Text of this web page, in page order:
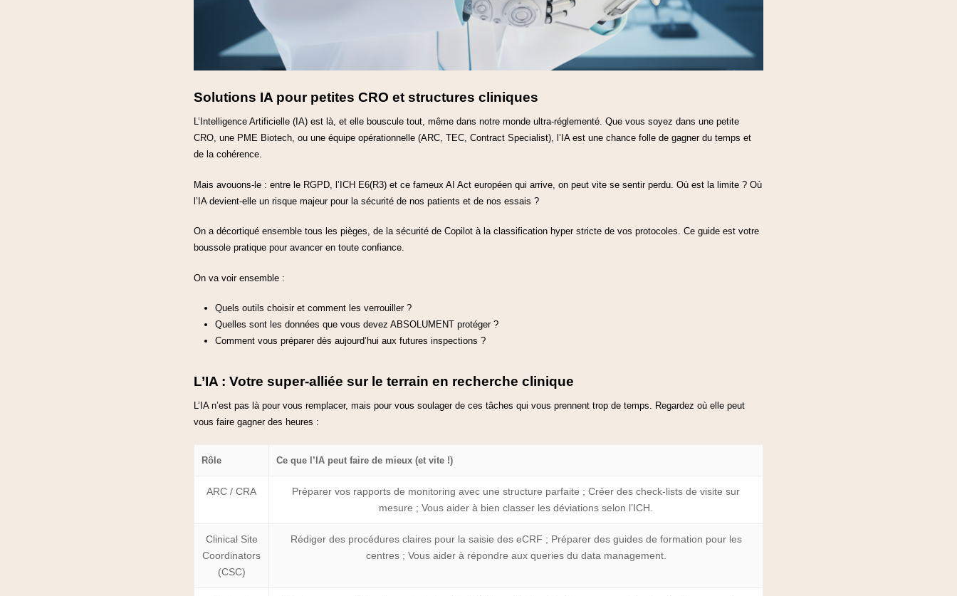
Solutions IA pour petites CRO et structures cliniques
L’Intelligence Artificielle (IA) est là, et elle bouscule tout, même dans notre monde ultra-réglementé. Que vous soyez dans une petite
CRO, une PME Biotech, ou une équipe opérationnelle (ARC, TEC, Contract Specialist), l’IA est une chance folle de gagner du temps et
de la cohérence.
Mais avouons-le : entre le RGPD, l’ICH E6(R3) et ce fameux AI Act européen qui arrive, on peut vite se sentir perdu. Où est la limite ? Où
l’IA devient-elle un risque majeur pour la sécurité de nos patients et de nos essais ?
On a décortiqué ensemble tous les pièges, de la sécurité de Copilot à la classification hyper stricte de vos protocoles. Ce guide est votre
boussole pratique pour avancer en toute confiance.
On va voir ensemble :
Quels outils choisir et comment les verrouiller ?
Quelles sont les données que vous devez ABSOLUMENT protéger ?
Comment vous préparer dès aujourd’hui aux futures inspections ?
L’IA : Votre super-alliée sur le terrain en recherche clinique
L’IA n’est pas là pour vous remplacer, mais pour vous soulager de ces tâches qui vous prennent trop de temps. Regardez où elle peut
vous faire gagner des heures :
Rôle Ce que l’IA peut faire de mieux (et vite !)
ARC / CRA
Préparer vos rapports de monitoring avec une structure parfaite ; Créer des check-lists de visite sur
mesure ; Vous aider à bien classer les déviations selon l’ICH.
Clinical Site
Coordinators
(CSC)
Rédiger des procédures claires pour la saisie des eCRF ; Préparer des guides de formation pour les
centres ; Vous aider à répondre aux queries du data management.